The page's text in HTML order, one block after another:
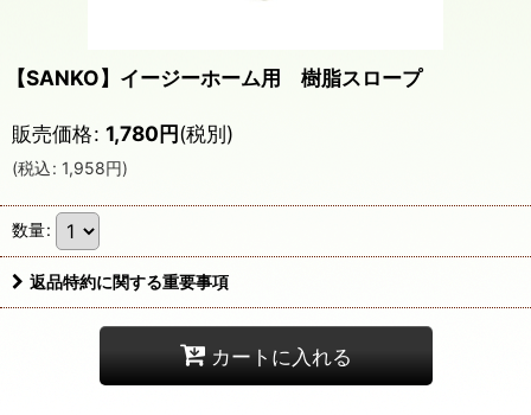
【SANKO】イージーホーム用 樹脂スロープ
販売価格: 1,780円(税別)
(税込: 1,958円)
数量:
返品特約に関する重要事項
カートに入れる